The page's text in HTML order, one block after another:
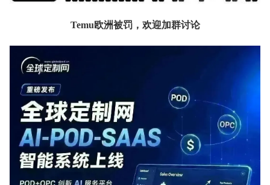
Temu欧洲被罚，欢迎加群讨论